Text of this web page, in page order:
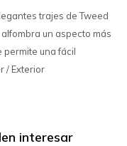
trajes de Tweed
un aspecto más
permite una fácil
/ Exterior
interesar